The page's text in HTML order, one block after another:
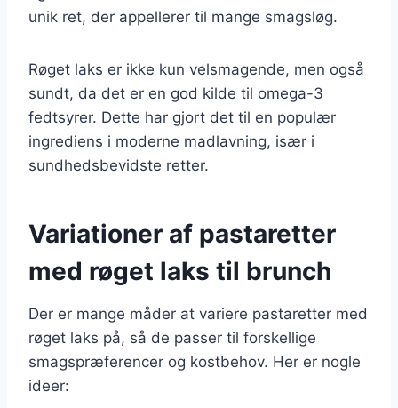
unik ret, der appellerer til mange smagsløg.
Røget laks er ikke kun velsmagende, men også
sundt, da det er en god kilde til omega-3
fedtsyrer. Dette har gjort det til en populær
ingrediens i moderne madlavning, især i
sundhedsbevidste retter.
Variationer af pastaretter
med røget laks til brunch
Der er mange måder at variere pastaretter med
røget laks på, så de passer til forskellige
smagspræferencer og kostbehov. Her er nogle
ideer: